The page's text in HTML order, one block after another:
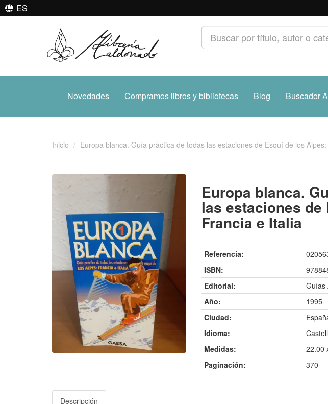
ES
Novedades Compramos libros y bibliotecas Blog Buscador
Inicio Europa blanca. Guía práctica de todas las estaciones de Esquí de los
Europa blanca.
las estaciones
Francia e Italia
Referencia:
ISBN:
Editorial:
Guías
Año:
1995
Ciudad:
Idioma:
Medidas:
22.00
Paginación:
370
Descripción